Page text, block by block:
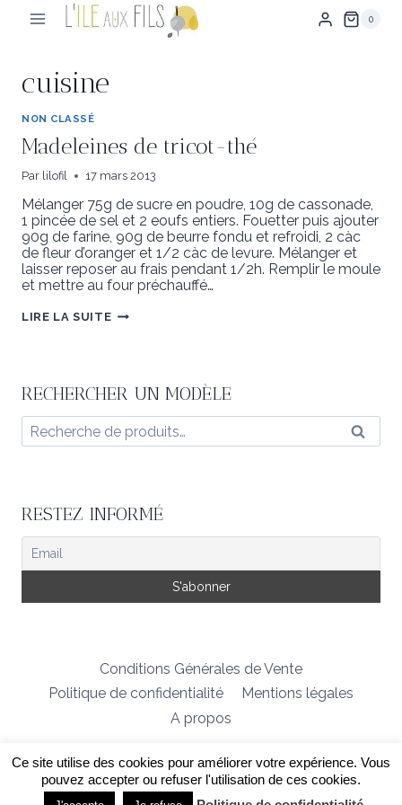
0
cuisine
NON CLASSÉ
Madeleines de tricot-thé
Par lilofil 17 mars 2013
Mélanger 75g de sucre en poudre, 10g de cassonade,
1 pincée de sel et 2 eoufs entiers. Fouetter puis ajouter
90g de farine, 90g de beurre fondu et refroidi, 2 càc
de fleur d’oranger et 1/2 càc de levure. Mélanger et
laisser reposer au frais pendant 1/2h. Remplir le moule
et mettre au four préchauffé…
LIRE LA SUITEMADELEINES
RECHERCHER UN MODÈLE
Recherche
pour :
RESTEZ INFORMÉ
Conditions Générales de Vente
Politique de confidentialité
Mentions légales
A propos
© 2026 Créatrice de modèles tricot
Ce site utilise des cookies pour améliorer votre expérience. Vous
pouvez accepter ou refuser l'utilisation de ces cookies.